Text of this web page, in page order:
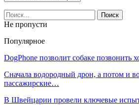
Не пропусти
Популярное
DogPhone позволит собаке позвонить
Сначала водородный дрон, а потом и
пассажирские…
В Швейцарии провели ключевые